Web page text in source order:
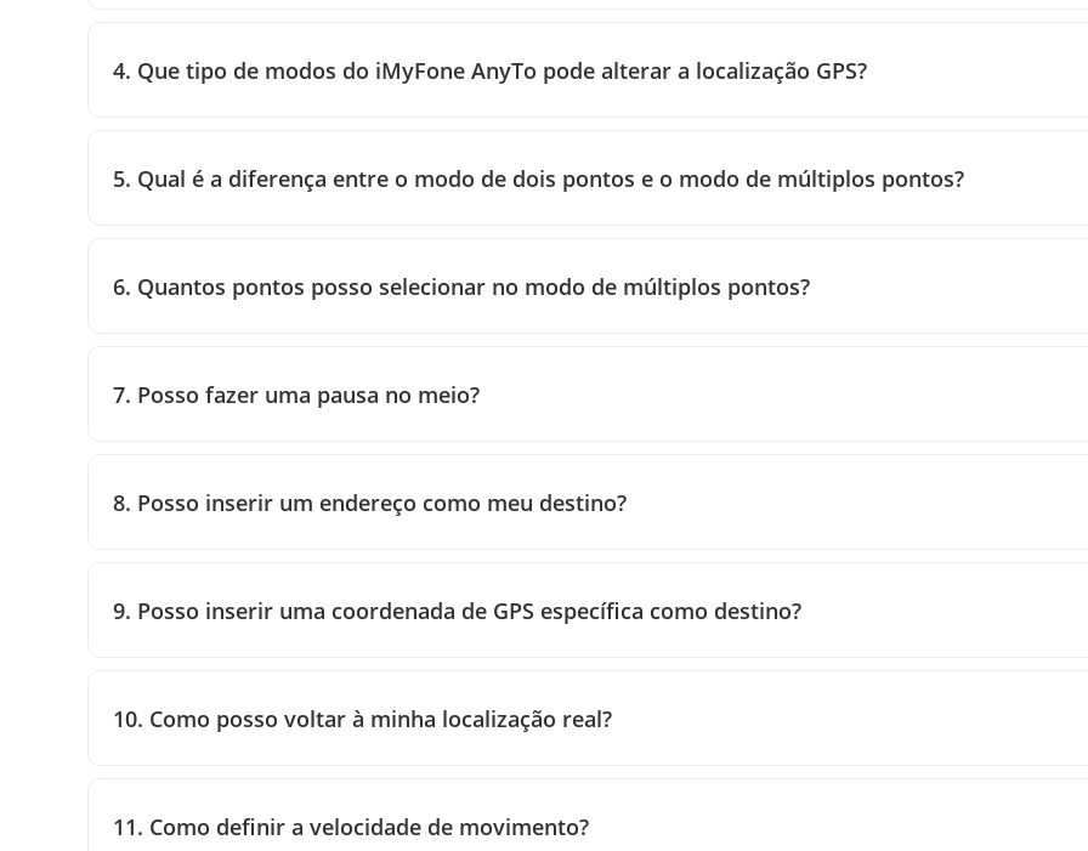
4. Que tipo de modos do iMyFone AnyTo pode alterar a localização GPS?
5. Qual é a diferença entre o modo de dois pontos e o modo de múltiplos pontos?
6. Quantos pontos posso selecionar no modo de múltiplos pontos?
7. Posso fazer uma pausa no meio?
8. Posso inserir um endereço como meu destino?
9. Posso inserir uma coordenada de GPS específica como destino?
10. Como posso voltar à minha localização real?
11. Como definir a velocidade de movimento?